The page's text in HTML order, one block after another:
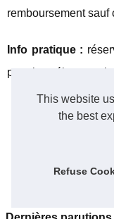
This website
the best
Refuse
remboursement sauf
Info pratique :
pour les séjours
atouts d’un camping